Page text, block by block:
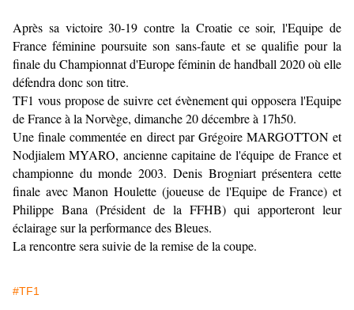
Après sa victoire 30-19 contre la Croatie ce soir, l'Equipe de
France féminine poursuite son sans-faute et se qualifie pour la
finale du Championnat d'Europe féminin de handball 2020 où elle
défendra donc son titre.
TF1 vous propose de suivre cet évènement qui opposera l'Equipe
de France à la Norvège, dimanche 20 décembre à 17h50.
Une finale commentée en direct par Grégoire MARGOTTON et
Nodjialem MYARO, ancienne capitaine de l'équipe de France et
championne du monde 2003. Denis Brogniart présentera cette
finale avec Manon Houlette (joueuse de l'Equipe de France) et
Philippe Bana (Président de la FFHB) qui apporteront leur
éclairage sur la performance des Bleues.
La rencontre sera suivie de la remise de la coupe.
#TF1